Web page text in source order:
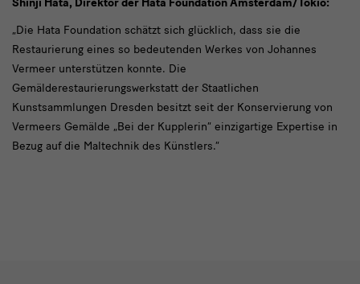
Shinji Hata, Direktor der Hata Foundation Amsterdam/Tokio:
„Die Hata Foundation schätzt sich glücklich, dass sie die
Restaurierung eines so bedeutenden Werkes von Johannes
Vermeer unterstützen konnte. Die
Gemälderestaurierungswerkstatt der Staatlichen
Kunstsammlungen Dresden besitzt seit der Konservierung von
Vermeers Gemälde „Bei der Kupplerin“ einzigartige Expertise in
Bezug auf die Maltechnik des Künstlers.“